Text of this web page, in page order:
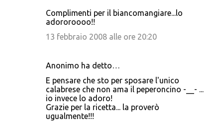
Complimenti per il biancomangiare...lo
adororoooo!!
13 febbraio 2008 alle ore 20:20
Anonimo ha detto…
E pensare che sto per sposare l'unico
calabrese che non ama il peperoncino -__- ...
io invece lo adoro!
Grazie per la ricetta... la proverò
ugualmente!!!